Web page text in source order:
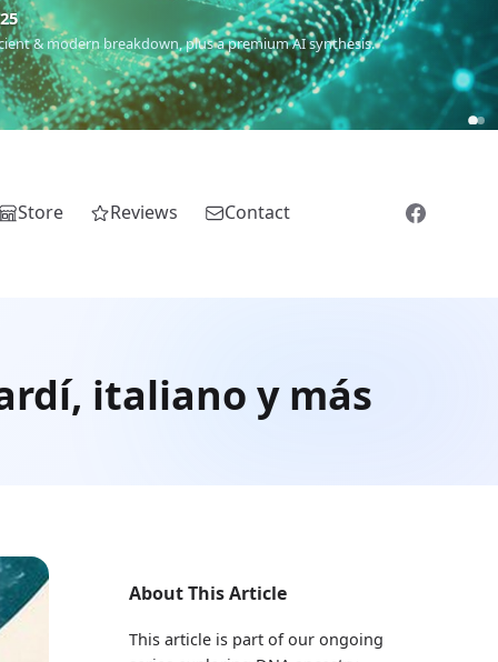
Romanian, Serbian, Bulgarian, Bosnian, Kosovar &
Store Reviews Contact
italiano y más
About This Article
This article is part of our ongoing